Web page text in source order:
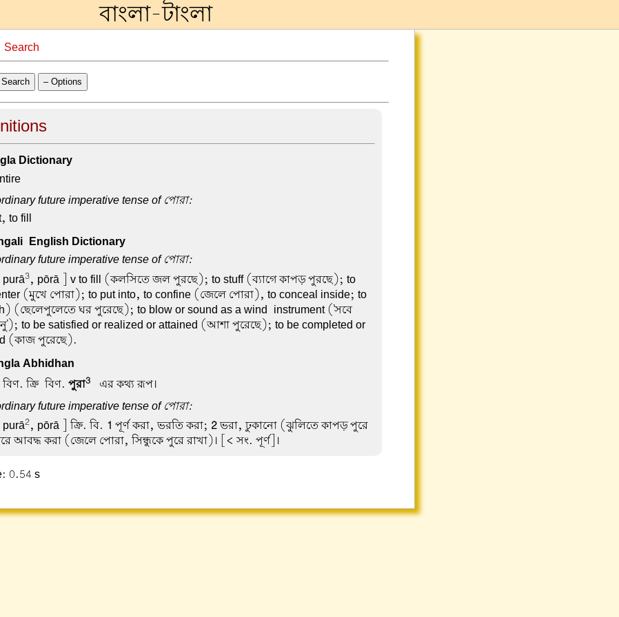
বাংলা-টাংলা
Search
Search – Options
Dictionary
future imperative tense of পোরা:
to fill
English Dictionary
future imperative tense of পোরা:
3, pōrā ] v to fill (কলসিতে জল পুরছে); to stuff (ব্যাগে কাপড় পুরছে); to
(মুখে পোরা); to put into, to confine (জেলে পোরা), to conceal inside; to
(ছেলেপুলেতে ঘর পুরেছে); to blow or sound as a wind-instrument ('সবে
to be satisfied or realized or attained (আশা পুরেছে); to be completed or
(কাজ পুরেছে).
Abhidhan
ক্রি-বিণ. পুরা3-এর কথ্য রূপ।
future imperative tense of পোরা:
2, pōrā ] ক্রি. বি. 1 পূর্ণ করা, ভরতি করা; 2ভরা, ঢুকানো (ঝুলিতে কাপড় পুরে
আবদ্ধ করা (জেলে পোরা, সিন্ধুকে পুরে রাখা)। [< সং. পূর্ণ]।
0.54 s